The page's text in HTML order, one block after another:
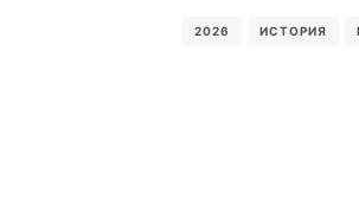
2026 ИСТОРИЯ